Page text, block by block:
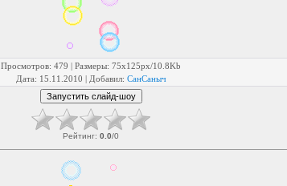
Просмотров: 479 | Размеры: 75x125px/10.8Kb
Дата: 15.11.2010 | Добавил: СанСаныч
Рейтинг: 0.0/0